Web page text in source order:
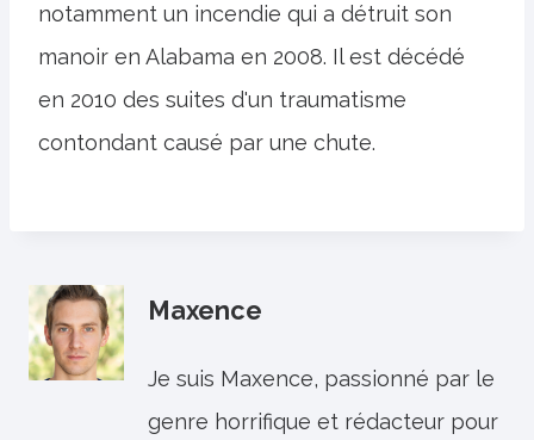
notamment un incendie qui a détruit son
manoir en Alabama en 2008. Il est décédé
en 2010 des suites d'un traumatisme
contondant causé par une chute.
Maxence
Je suis Maxence, passionné par le
genre horrifique et rédacteur pour